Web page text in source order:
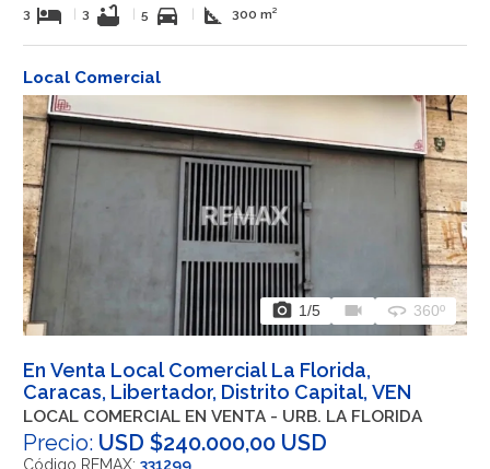
3 hotel 3 bathtub 5 directions_car square_foot 300 m²
Local Comercial
photo_camera 1/5 videocam 360 360º
En Venta Local Comercial La Florida,
Caracas, Libertador, Distrito Capital, VEN
LOCAL COMERCIAL EN VENTA - URB. LA FLORIDA
Precio: USD $240.000,00 USD
Código REMAX: 331299